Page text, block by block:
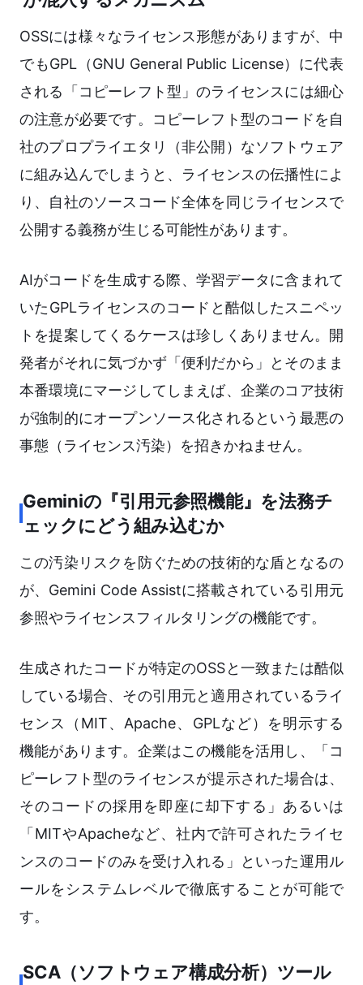
OSSには様々なライセンス形態がありますが、中
でもGPL（GNU General Public License）に代表
される「コピーレフト型」のライセンスには細心
の注意が必要です。コピーレフト型のコードを自
社のプロプライエタリ（非公開）なソフトウェア
に組み込んでしまうと、ライセンスの伝播性によ
り、自社のソースコード全体を同じライセンスで
公開する義務が生じる可能性があります。
AIがコードを生成する際、学習データに含まれて
いたGPLライセンスのコードと酷似したスニペッ
トを提案してくるケースは珍しくありません。開
発者がそれに気づかず「便利だから」とそのまま
本番環境にマージしてしまえば、企業のコア技術
が強制的にオープンソース化されるという最悪の
事態（ライセンス汚染）を招きかねません。
Geminiの『引用元参照機能』を法務チ
ェックにどう組み込むか
この汚染リスクを防ぐための技術的な盾となるの
が、Gemini Code Assistに搭載されている引用元
参照やライセンスフィルタリングの機能です。
生成されたコードが特定のOSSと一致または酷似
している場合、その引用元と適用されているライ
センス（MIT、Apache、GPLなど）を明示する
機能があります。企業はこの機能を活用し、「コ
ピーレフト型のライセンスが提示された場合は、
そのコードの採用を即座に却下する」あるいは
「MITやApacheなど、社内で許可されたライセ
ンスのコードのみを受け入れる」といった運用ル
ールをシステムレベルで徹底することが可能で
す。
SCA（ソフトウェア構成分析）ツール